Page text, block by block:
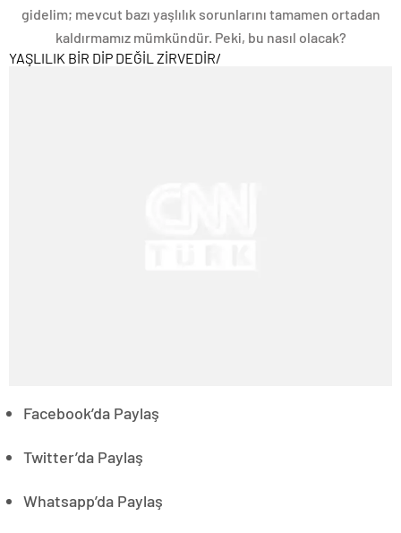
gidelim; mevcut bazı yaşlılık sorunlarını tamamen ortadan
kaldırmamız mümkündür. Peki, bu nasıl olacak?
YAŞLILIK BİR DİP DEĞİL ZİRVEDİR/
Facebook’da Paylaş
Twitter’da Paylaş
Whatsapp’da Paylaş